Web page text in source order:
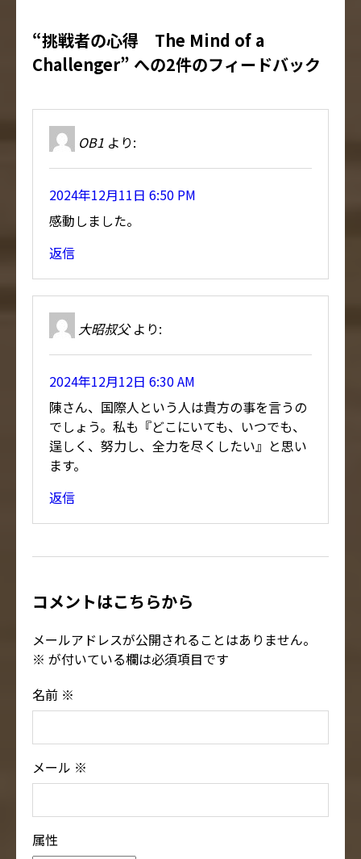
“挑戦者の心得 The Mind of a
Challenger” への2件のフィードバック
OB1 より:
2024年12月11日 6:50 PM
感動しました。
返信
大昭叔父 より:
2024年12月12日 6:30 AM
陳さん、国際人という人は貴方の事を言うの
でしょう。私も『どこにいても、いつでも、
逞しく、努力し、全力を尽くしたい』と思い
ます。
返信
コメントはこちらから
メールアドレスが公開されることはありません。
※ が付いている欄は必須項目です
名前 ※
メール ※
属性